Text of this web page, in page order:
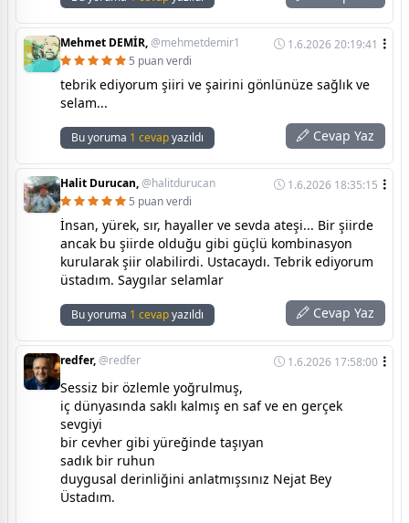
Mehmet DEMİR,@mehmetdemir1
1.6.2026 20:19:41
5 puan verdi
tebrik ediyorum şiiri ve şairini gönlünüze sağlık ve
selam...
Bu yoruma 1 cevapyazıldı Cevap Yaz
Halit Durucan,@halitdurucan
1.6.2026 18:35:15
5 puan verdi
İnsan, yürek, sır, hayaller ve sevda ateşi... Bir şiirde
ancak bu şiirde olduğu gibi güçlü kombinasyon
kurularak şiir olabilirdi. Ustacaydı. Tebrik ediyorum
üstadım. Saygılar selamlar
Bu yoruma 1 cevapyazıldı Cevap Yaz
redfer,@redfer 1.6.2026 17:58:00
Sessiz bir özlemle yoğrulmuş,
iç dünyasında saklı kalmış en saf ve en gerçek
sevgiyi
bir cevher gibi yüreğinde taşıyan
sadık bir ruhun
duygusal derinliğini anlatmışsınız Nejat Bey
Üstadım.